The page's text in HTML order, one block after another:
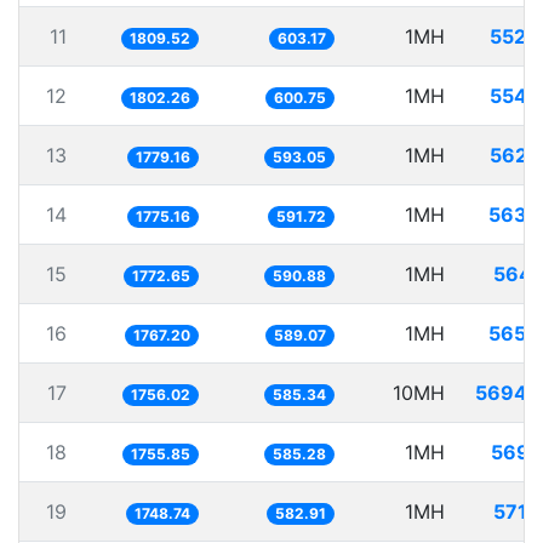
11 1809.52 603.17 1MH
12 1802.26 600.75 1MH
13 1779.16 593.05 1MH
14 1775.16 591.72 1MH
15 1772.65 590.88 1MH
16 1767.20 589.07 1MH
17 1756.02 585.34 10MH
18 1755.85 585.28 1MH
19 1748.74 582.91 1MH